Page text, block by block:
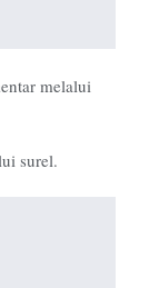
melalui
surel.